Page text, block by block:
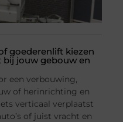
goederenlift kiezen
bij jouw gebouw en
een verbouwing,
of herinrichting en
verticaal verplaatst
of juist vracht en